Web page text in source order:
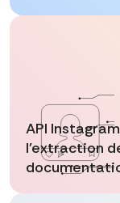
API
l'extraction